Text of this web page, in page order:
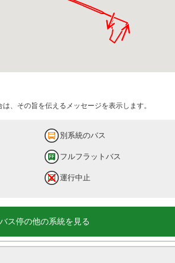
、その旨を伝えるメッセージを表示します。
別系統のバス
フルフラットバス
運行中止
ス停の他の系統を見る